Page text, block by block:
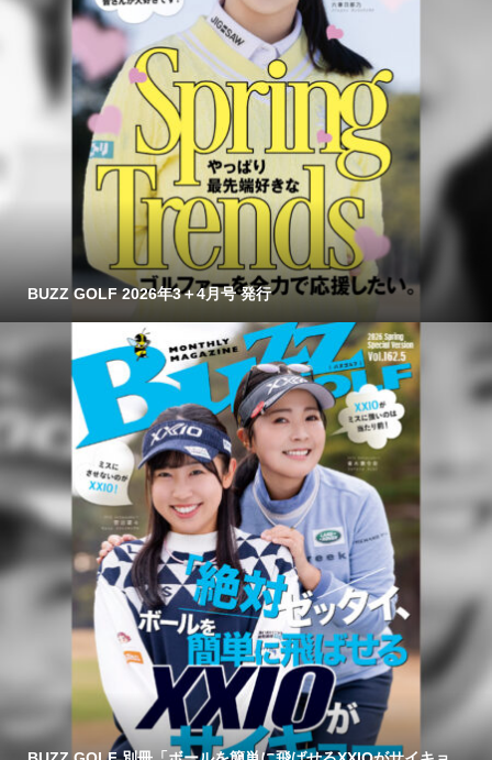
BUZZ GOLF 2026年3＋4月号 発行